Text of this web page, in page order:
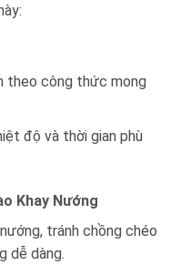
theo công thức mong
độ và thời gian phù
Khay Nướng
tránh chồng chéo
dễ dàng.